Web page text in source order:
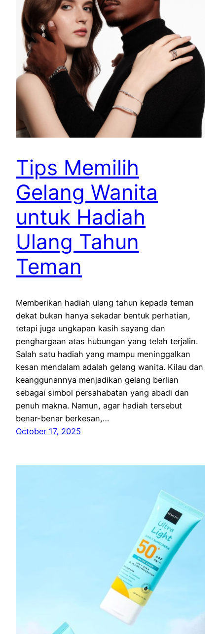
Tips Memilih
Gelang Wanita
untuk Hadiah
Ulang Tahun
Teman
Memberikan hadiah ulang tahun kepada teman
dekat bukan hanya sekadar bentuk perhatian,
tetapi juga ungkapan kasih sayang dan
penghargaan atas hubungan yang telah terjalin.
Salah satu hadiah yang mampu meninggalkan
kesan mendalam adalah gelang wanita. Kilau dan
keanggunannya menjadikan gelang berlian
sebagai simbol persahabatan yang abadi dan
penuh makna. Namun, agar hadiah tersebut
benar-benar berkesan,…
October 17, 2025